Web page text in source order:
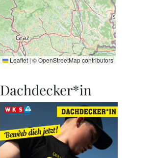
Leaflet | ©OpenStreetMapcontributors
Dachdecker*in